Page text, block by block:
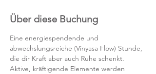
Über diese Buchung
Eine energiespendende und
abwechslungsreiche (Vinyasa Flow) Stunde,
die dir Kraft aber auch Ruhe schenkt.
Aktive, kräftigende Elemente werden